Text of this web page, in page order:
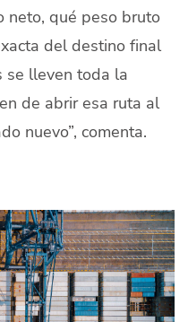
neto, qué peso bruto
del destino final
se lleven toda la
de abrir esa ruta al
nuevo”, comenta.